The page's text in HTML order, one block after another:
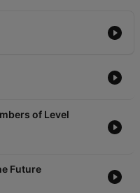
of Level
Future